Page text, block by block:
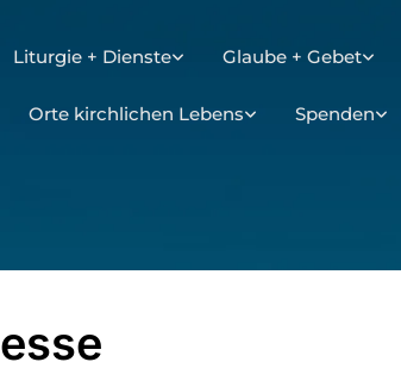
Liturgie + Dienste Glaube + Gebet
Orte kirchlichen Lebens Spenden